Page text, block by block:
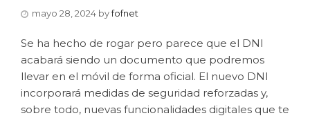
mayo 28, 2024 byfofnet
Se ha hecho de rogar pero parece que el DNI
acabará siendo un documento que podremos
llevar en el móvil de forma oficial. El nuevo DNI
incorporará medidas de seguridad reforzadas y,
sobre todo, nuevas funcionalidades digitales que te